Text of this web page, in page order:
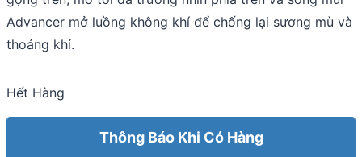
Advancer mở luồng không khí để chống lại sương mù và
thoáng khí.
Hết Hàng
Thông Báo Khi Có Hàng